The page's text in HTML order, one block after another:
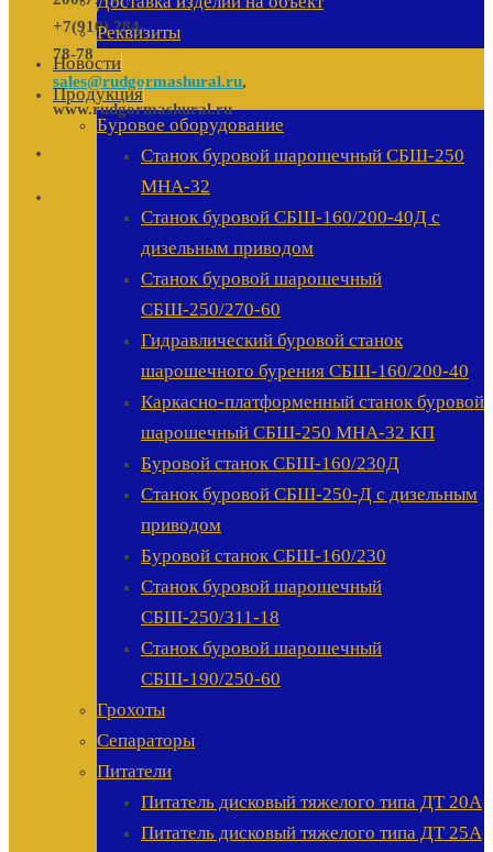
+7(910) 284-
78-78
sales@rudgormashural.ru,
www.rudgormashural.ru
Реквизиты
Новости
Продукция
Буровое оборудование
Станок буровой шарошечный СБШ-250
МНА-32
Станок буровой СБШ-160/200-40Д с
дизельным приводом
Станок буровой шарошечный
СБШ-250/270-60
Гидравлический буровой станок
шарошечного бурения СБШ-160/200-40
Каркасно-платформенный станок буровой
шарошечный СБШ-250 МНА-32 КП
Буровой станок СБШ-160/230Д
Станок буровой СБШ-250-Д с дизельным
приводом
Буровой станок СБШ-160/230
Станок буровой шарошечный
СБШ-250/311-18
Станок буровой шарошечный
СБШ-190/250-60
Грохоты
Сепараторы
Питатели
Питатель дисковый тяжелого типа ДТ 20А
Питатель дисковый тяжелого типа ДТ 25А